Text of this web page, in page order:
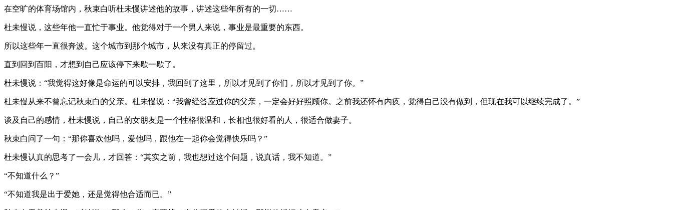
在空旷的体育场馆内，秋束白听杜未慢讲述他的故事，讲述这些年所有的一切……
杜未慢说，这些年他一直忙于事业。他觉得对于一个男人来说，事业是最重要的东西。
所以这些年一直很奔波。这个城市到那个城市，从来没有真正的停留过。
直到回到百阳，才想到自己应该停下来歇一歇了。
杜未慢说：“我觉得这好像是命运的可以安排，我回到了这里，所以才见到了你们，所以才见到了你。”
杜未慢从来不曾忘记秋束白的父亲。杜未慢说：“我曾经答应过你的父亲，一定会好好照顾你。之前我还怀有内疚，觉得自己没有做到，但现在我可以继续完成了。”
谈及自己的感情，杜未慢说，自己的女朋友是一个性格很温和，长相也很好看的人，很适合做妻子。
秋束白问了一句：“那你喜欢他吗，爱他吗，跟他在一起你会觉得快乐吗？”
杜未慢认真的思考了一会儿，才回答：“其实之前，我也想过这个问题，说真话，我不知道。”
“不知道什么？”
“不知道我是出于爱她，还是觉得他合适而已。”